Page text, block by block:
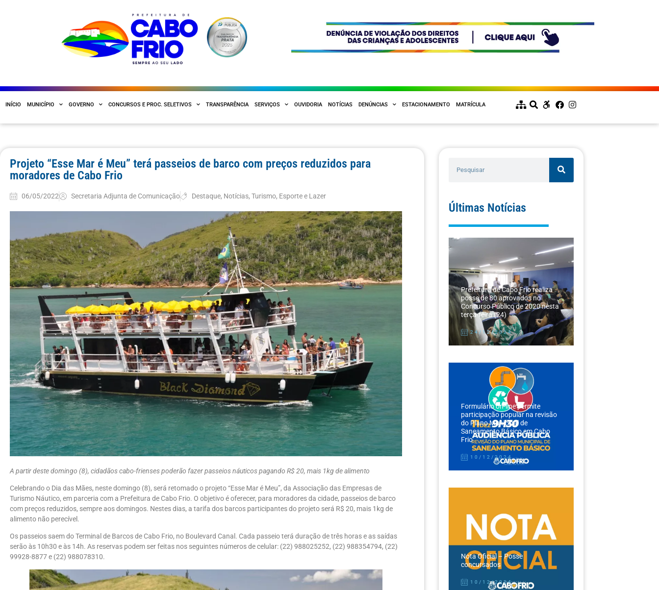
INÍCIO MUNICÍPIO GOVERNO CONCURSOS E PROC. SELETIVOS TRANSPARÊNCIA SERVIÇOS OUVIDORIA NOTÍCIAS DENÚNCIAS ESTACIONAMENTO MATRÍCULA
Projeto “Esse Mar é Meu” terá passeios de barco com preços reduzidos para
moradores de Cabo Frio
06/05/2022 Secretaria Adjunta de Comunicação Destaque, Notícias,Turismo, Esporte e Lazer
A partir deste domingo (8), cidadãos cabo-frienses poderão fazer passeios náuticos pagando R$ 20, mais 1kg de alimento
Celebrando o Dia das Mães, neste domingo (8), será retomado o projeto “Esse Mar é Meu”, da Associação das Empresas de
Turismo Náutico, em parceria com a Prefeitura de Cabo Frio. O objetivo é oferecer, para moradores da cidade, passeios de barco
com preços reduzidos, sempre aos domingos. Nestes dias, a tarifa dos barcos participantes do projeto será R$ 20, mais 1kg de
alimento não perecível.
Os passeios saem do Terminal de Barcos de Cabo Frio, no Boulevard Canal. Cada passeio terá duração de três horas e as saídas
serão às 10h30 e às 14h. As reservas podem ser feitas nos seguintes números de celular: (22) 988025252, (22) 988354794, (22)
99928-8877 e (22) 988078310.
Últimas Notícias
Prefeitura de Cabo Frio realiza
posse de 80 aprovados no
Concurso Público de 2020 nesta
terça-feira (24)
24/12/2024
Formulário on-line permite
participação popular na revisão
do Plano Municipal de
Saneamento Básico em Cabo
Frio
10/12/2024
Nota Oficial – Posse
concursados
10/12/2024